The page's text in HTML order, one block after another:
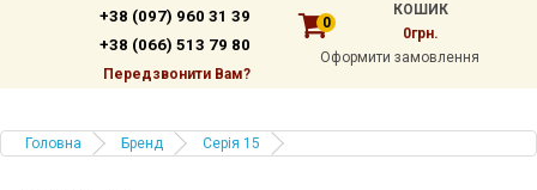
+38 (097) 960 31 39
+38 (066) 513 79 80
Передзвонити Вам?
0
КОШИК
0грн.
Оформити замовлення
Головна Бренд Серія 15